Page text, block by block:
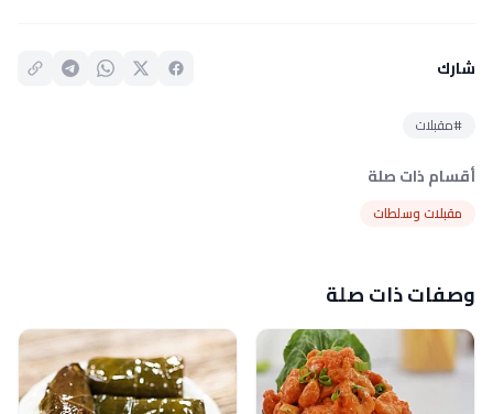
شارك
#مقبلات
أقسام ذات صلة
مقبلات وسلطات
وصفات ذات صلة